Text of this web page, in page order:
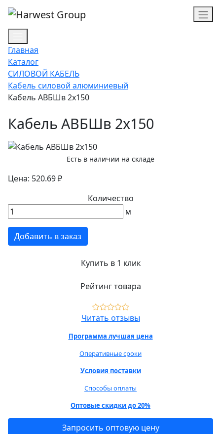
Главная
Каталог
СИЛОВОЙ КАБЕЛЬ
Кабель силовой алюминиевый
Кабель АВБШв 2х150
Кабель АВБШв 2х150
Есть в наличии на складе
Цена: 520.69 ₽
Количество
м
Добавить в заказ
Купить в 1 клик
Рейтинг товара
Читать отзывы
Программа лучшая цена
Оперативные сроки
Условия поставки
Способы оплаты
Оптовые скидки до 20%
Запросить оптовую цену